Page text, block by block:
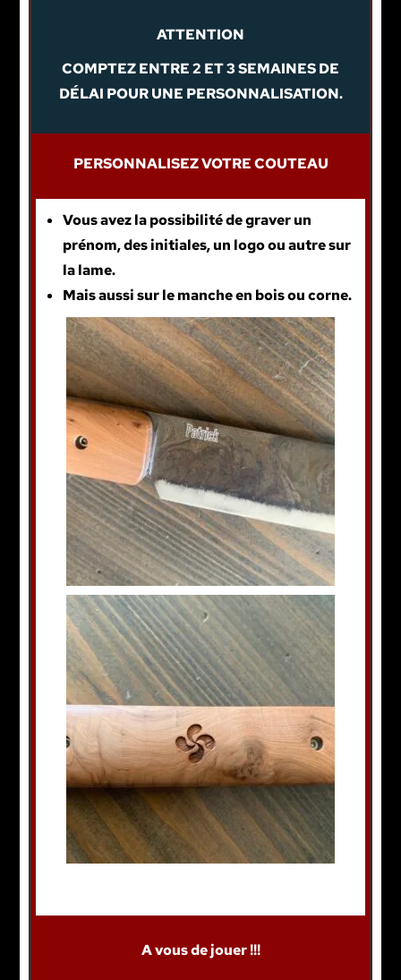
ATTENTION
COMPTEZ ENTRE 2 ET 3 SEMAINES DE
DÉLAI POUR UNE PERSONNALISATION.
PERSONNALISEZ VOTRE COUTEAU
Vous avez la possibilité de graver un
prénom, des initiales, un logo ou autre sur
la lame.
Mais aussi sur le manche en bois ou corne.
A vous de jouer !!!